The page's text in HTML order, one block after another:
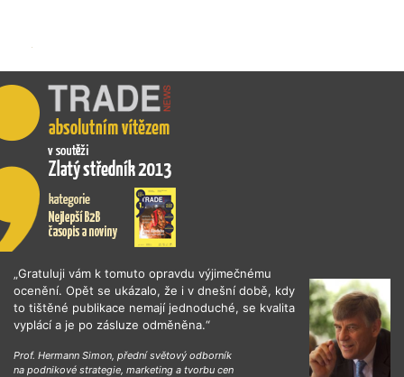
„Gratuluji vám k tomuto opravdu výjimečnému
ocenění. Opět se ukázalo, že i v dnešní době, kdy
to tištěné publikace nemají jednoduché, se kvalita
vyplácí a je po zásluze odměněna.“
Prof. Hermann Simon, přední světový odborník
na podnikové strategie, marketing a tvorbu cen